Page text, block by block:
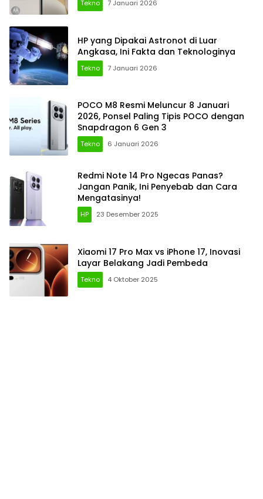
Tekno 7 Januari 2026
HP yang Dipakai Astronot di Luar
Angkasa, Ini Fakta dan Teknologinya
Tekno 7 Januari 2026
POCO M8 Resmi Meluncur 8 Januari
2026, Ponsel Paling Tipis POCO dengan
Snapdragon 6 Gen 3
Tekno 6 Januari 2026
Redmi Note 14 Pro Ngecas Panas?
Jangan Panik, Ini Penyebab dan Cara
Mengatasinya!
HP 23 Desember 2025
Xiaomi 17 Pro Max vs iPhone 17, Inovasi
Layar Belakang Jadi Pembeda
Tekno 4 Oktober 2025